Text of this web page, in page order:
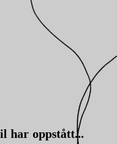
har oppstått...